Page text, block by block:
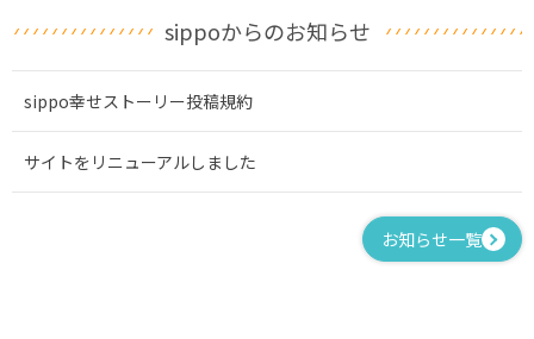
sippoからのお知らせ
sippo幸せストーリー投稿規約
サイトをリニューアルしました
お知らせ一覧